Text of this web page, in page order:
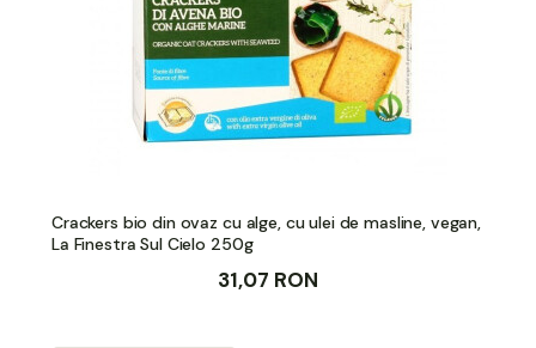
Crackers bio din ovaz cu alge, cu ulei de masline, vegan,
La Finestra Sul Cielo 250g
31,07 RON